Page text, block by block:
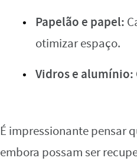
Papelão e papel:
otimizar espaço.
Vidros e alumínio:
É impressionante pensar
embora possam ser